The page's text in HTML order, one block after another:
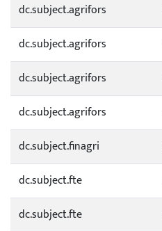
dc.subject.agrifors
dc.subject.agrifors
dc.subject.agrifors
dc.subject.agrifors
dc.subject.finagri
dc.subject.fte
dc.subject.fte